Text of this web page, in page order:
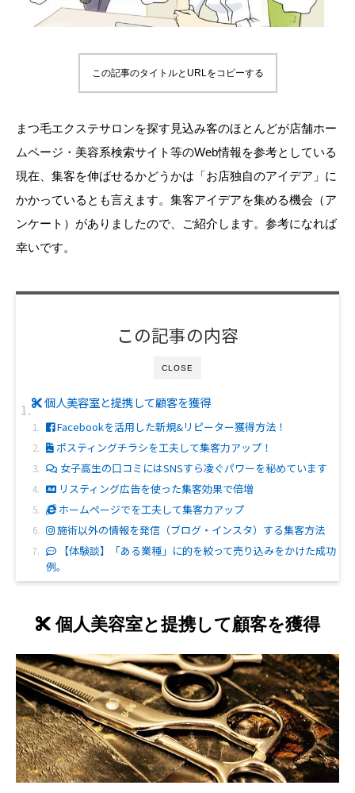
この記事のタイトルとURLをコピーする
まつ毛エクステサロンを探す見込み客のほとんどが店舗ホー
ムページ・美容系検索サイト等のWeb情報を参考としている
現在、集客を伸ばせるかどうかは「お店独自のアイデア」に
かかっているとも言えます。集客アイデアを集める機会（ア
ンケート）がありましたので、ご紹介します。参考になれば
幸いです。
CLOSE
この記事の内容
個人美容室と提携して顧客を獲得
Facebookを活用した新規&リピーター獲得方法！
ポスティングチラシを工夫して集客力アップ！
女子高生の口コミにはSNSすら凌ぐパワーを秘めています
リスティング広告を使った集客効果で倍増
ホームページでを工夫して集客力アップ
施術以外の情報を発信（ブログ・インスタ）する集客方法
【体験談】「ある業種」に的を絞って売り込みをかけた成功
例。
個人美容室と提携して顧客を獲得